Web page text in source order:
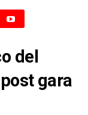
del
gara